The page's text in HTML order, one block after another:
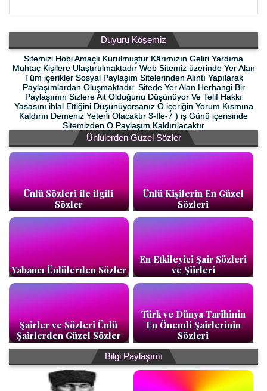
Duyuru Köşemiz
Sitemizi Hobi Amaçlı Kurulmuştur Kârımızın Geliri Yardıma
Muhtaç Kişilere Ulaştırtılmaktadır Web Sitemiz üzerinde Yer Alan
Tüm içerikler Sosyal Paylaşım Sitelerinden Alıntı Yapılarak
Paylaşımlardan Oluşmaktadır. Sitede Yer Alan Herhangi Bir
Paylaşımın Sizlere Ait Olduğunu Düşünüyor Ve Telif Hakkı
Yasasını ihlal Ettiğini Düşünüyorsanız O içeriğin Yorum Kısmına
Kaldırın Demeniz Yeterli Olacaktır 3-İle-7 ) iş Günü içerisinde
Sitemizden O Paylaşım Kaldırılacaktır
Ünlülerden Güzel Sözler
Ünlü Sözleri ile ilgili
Sözler
Ünlü Kişilerin En Güzel
Sözleri
Yabancı Ünlülerden Sözler
En Etkileyici Şair Sözleri
ve Şiirleri
Şairler ve Sözleri Ünlü
Şairlerden Güzel Sözler
Türk ve Dünya Tarihinin
En Önemli Şairlerinin
Sözleri
Bilgi Paylaşımı